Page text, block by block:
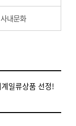
사내문화
일류상품 선정!